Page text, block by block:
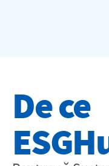
De ce